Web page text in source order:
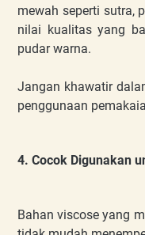
mewah seperti sutra,
nilai kualitas yang
pudar warna.
Jangan khawatir
penggunaan
4. Cocok Digunakan
Bahan viscose yang